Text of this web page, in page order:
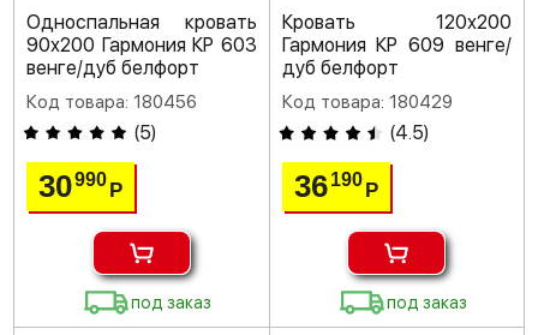
Односпальная кровать
90х200 Гармония КР 603
венге/дуб белфорт
Код товара: 180456
(5)
30990Р
под заказ
Кровать 120х200
Гармония КР 609 венге/
дуб белфорт
Код товара: 180429
(4.5)
36 190 Р
под заказ